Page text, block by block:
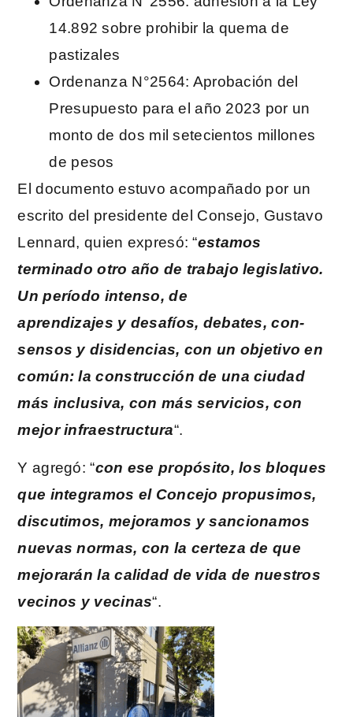
14.892 sobre prohibir la quema de
pastizales
Ordenanza N°2564: Aprobación del
Presupuesto para el año 2023 por un
monto de dos mil setecientos millones
de pesos
El documento estuvo acompañado por un
escrito del presidente del Consejo, Gustavo
Lennard, quien expresó: “estamos
terminado otro año de trabajo legislativo.
Un período intenso, de
aprendizajes y desafíos, debates, con-
sensos y disidencias, con un objetivo en
común: la construcción de una ciudad
más inclusiva, con más servicios, con
mejor infraestructura“.
Y agregó: “con ese propósito, los bloques
que integramos el Concejo propusimos,
discutimos, mejoramos y sancionamos
nuevas normas, con la certeza de que
mejorarán la calidad de vida de nuestros
vecinos y vecinas“.